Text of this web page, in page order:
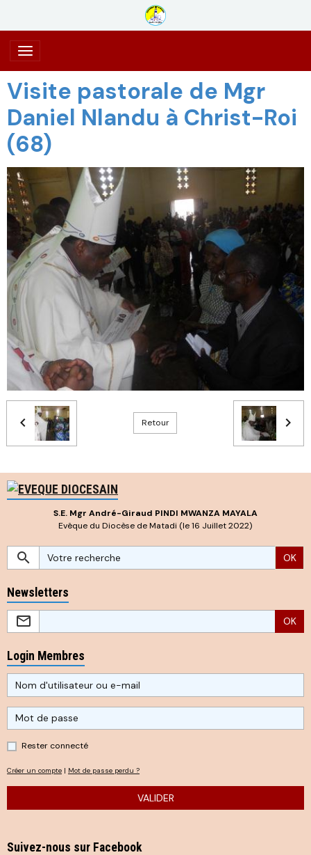
Visite pastorale de Mgr
Daniel Nlandu à Christ-Roi
(68)
Retour
S.E. Mgr André-Giraud PINDI MWANZA MAYALA
Evêque du Diocèse de Matadi (le 16 Juillet 2022)
OK
Newsletters
OK
Login Membres
Rester connecté
Créer un compte | Mot de passe perdu ?
VALIDER
Suivez-nous sur Facebook